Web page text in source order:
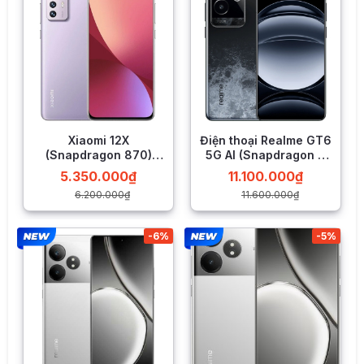
tương phản và độ sâu của màu đen, giúp hình ảnh trên màn
hình trông rõ ràng và sinh động hơn.
Độ sáng HBM đạt tới 1000nit giúp tăng cường độ sáng của
màn hình, đặc biệt khi xem ngoài trời hoặc trong những điều
kiện ánh sáng mạnh, ngay cả dưới trời nắng.
RAM 16GB, Bộ nhớ trong 1TB
Redmi Note 12 Turbo sở hữu bộ nhớ đa dạng có dung lượng
tối đa với RAM là 16GB và với bộ nhớ trong lên tới 1TB.
Xiaomi trang bị RAM chuẩn LPDDR5 và chuẩn bộ nhớ trong
UFS 3.1 mang tới tốc độ xử lý cực kỳ nhanh chóng, đa nhiệm
và lưu trữ gần như vô hạn.
Xiaomi 12X
(Snapdragon 870)
LIKENEW
6.200.000₫
5.350.000₫
Điện thoại Realme GT6
5G AI (Snapdragon 8
Gen 3)
11.600.000₫
11.100.000₫
-6% -5%